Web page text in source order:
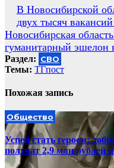
Навигация
по
записям
В Новосибирской
двух тысяч
Новосибирская
гуманитарный
Раздел: СВО
Темы: ТГпост
Похожая запись
Общество
Успей стать героем:
получат 2,9 млн рублей